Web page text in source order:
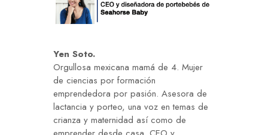
Yen Soto.
Orgullosa mexicana mamá de 4. Mujer
de ciencias por formación
emprendedora por pasión. Asesora de
lactancia y porteo, una voz en temas de
crianza y maternidad así como de